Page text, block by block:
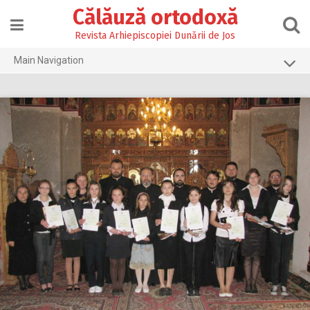
content
Călăuză ortodoxă
Revista Arhiepiscopiei Dunării de Jos
Main Navigation
2026
2024
2023
2022
2021
2019